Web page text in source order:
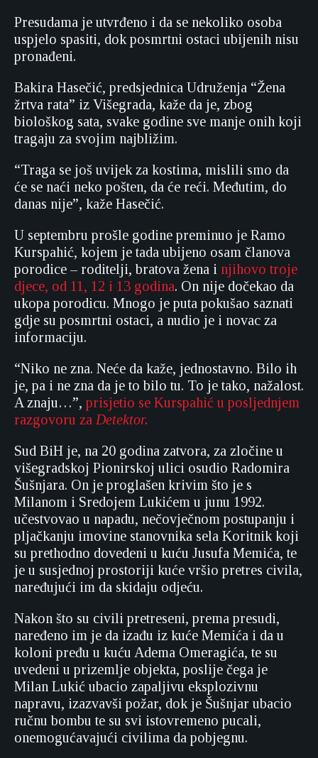
Presudama je utvrđeno i da se nekoliko osoba
uspjelo spasiti, dok posmrtni ostaci ubijenih nisu
pronađeni.
Bakira Hasečić, predsjednica Udruženja “Žena
žrtva rata” iz Višegrada, kaže da je, zbog
biološkog sata, svake godine sve manje onih koji
tragaju za svojim najbližim.
“Traga se još uvijek za kostima, mislili smo da
će se naći neko pošten, da će reći. Međutim, do
danas nije”, kaže Hasečić.
U septembru prošle godine preminuo je Ramo
Kurspahić, kojem je tada ubijeno osam članova
porodice – roditelji, bratova žena i njihovo troje
djece, od 11, 12 i 13 godina. On nije dočekao da
ukopa porodicu. Mnogo je puta pokušao saznati
gdje su posmrtni ostaci, a nudio je i novac za
informaciju.
“Niko ne zna. Neće da kaže, jednostavno. Bilo ih
je, pa i ne zna da je to bilo tu. To je tako, nažalost.
A znaju…”, prisjetio se Kurspahić u posljednjem
razgovoru za Detektor.
Sud BiH je, na 20 godina zatvora, za zločine u
višegradskoj Pionirskoj ulici osudio Radomira
Šušnjara. On je proglašen krivim što je s
Milanom i Sredojem Lukićem u junu 1992.
učestvovao u napadu, nečovječnom postupanju i
pljačkanju imovine stanovnika sela Koritnik koji
su prethodno dovedeni u kuću Jusufa Memića, te
je u susjednoj prostoriji kuće vršio pretres civila,
naređujući im da skidaju odjeću.
Nakon što su civili pretreseni, prema presudi,
naređeno im je da izađu iz kuće Memića i da u
koloni pređu u kuću Adema Omeragića, te su
uvedeni u prizemlje objekta, poslije čega je
Milan Lukić ubacio zapaljivu eksplozivnu
napravu, izazvavši požar, dok je Šušnjar ubacio
ručnu bombu te su svi istovremeno pucali,
onemogućavajući civilima da pobjegnu.